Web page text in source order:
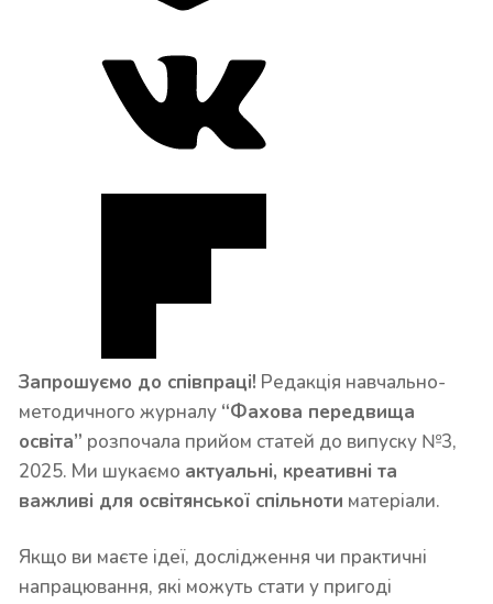
Запрошуємо до співпраці! Редакція навчально-
методичного журналу “Фахова передвища
освіта” розпочала прийом статей до випуску №3,
2025. Ми шукаємо актуальні, креативні та
важливі для освітянської спільноти матеріали.
Якщо ви маєте ідеї, дослідження чи практичні
напрацювання, які можуть стати у пригоді